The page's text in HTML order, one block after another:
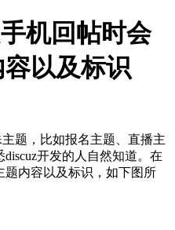
机回帖时会
以及标识
题，比如报名主题、直播主
开发的人自然知道。在
内容以及标识，如下图所